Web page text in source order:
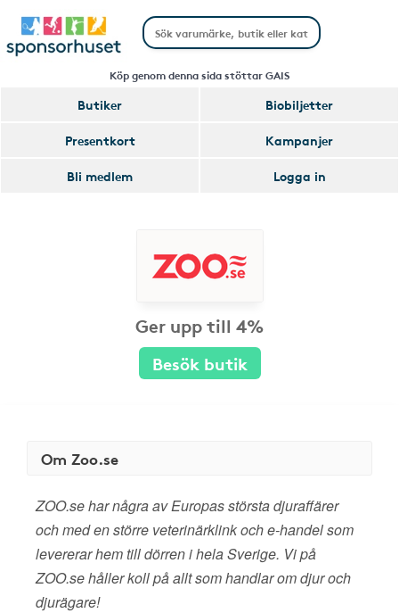
Köp genom denna sida stöttar GAIS
Butiker
Biobiljetter
Presentkort
Kampanjer
Bli medlem
Logga in
Ger upp till 4%
Besök butik
Om Zoo.se
ZOO.se har några av Europas största djuraffärer
och med en större veterinärklink och e-handel som
levererar hem till dörren i hela Sverige. Vi på
ZOO.se håller koll på allt som handlar om djur och
djurägare!